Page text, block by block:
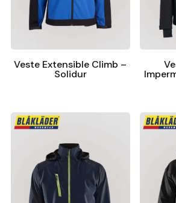
Veste Extensible Climb –
Solidur